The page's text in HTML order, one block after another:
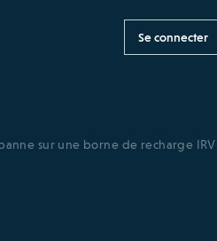
Se connecter
sur une borne de recharge